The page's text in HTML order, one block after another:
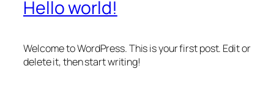
Hello world!
Welcome to WordPress. This is your first post. Edit or
delete it, then start writing!